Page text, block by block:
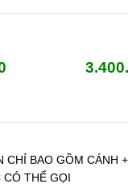
CHỈ BAO GỒM CÁNH +
CÓ THỂ GỌI